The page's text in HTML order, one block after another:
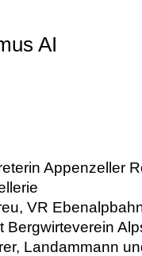
AI
Appenzeller
VR
Bergwirteverein
Landammann